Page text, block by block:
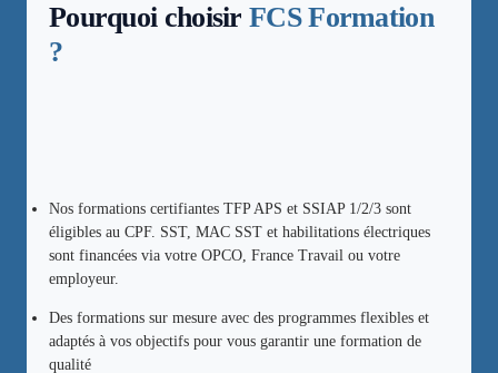
Pourquoi choisirFCS Formation
?
Nos formations certifiantes TFP APS et SSIAP 1/2/3 sont
éligibles au CPF. SST, MAC SST et habilitations électriques
sont financées via votre OPCO, France Travail ou votre
employeur.
Des formations sur mesure avec des programmes flexibles et
adaptés à vos objectifs pour vous garantir une formation de
qualité